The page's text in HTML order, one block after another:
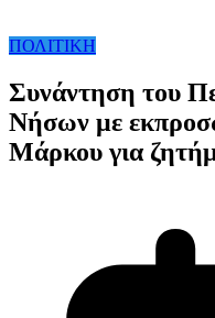
ΠΟΛΙΤΙΚΗ
Συνάντηση του
Νήσων με
Μάρκου για